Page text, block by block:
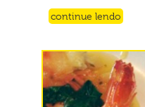
continue lendo